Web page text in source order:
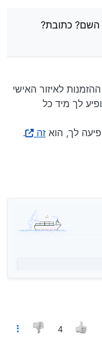
השם? כתובת?
לאיזור האישי
לך מיד כל
לך, הוא זה
.
4